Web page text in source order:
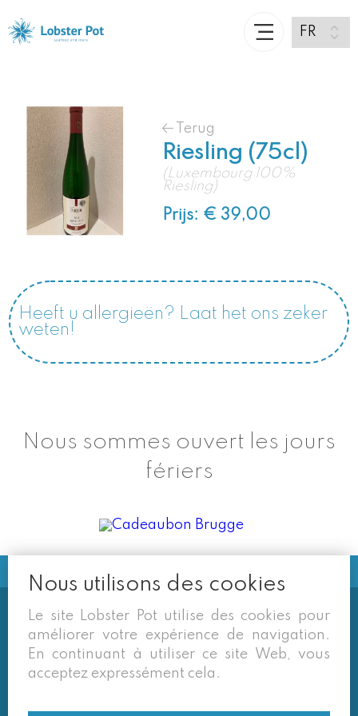
Terug
Riesling (75cl)
(Luxembourg 100%
Riesling)
Prijs: € 39,00
Heeft u allergieën? Laat het ons zeker
weten!
Nous sommes ouvert les jours
fériers
Soms vermelden derden sites
(google/overzichtssites) een tarief dat niet meer
van toepassing is. Enkel de prijzen op onze eigen
recht voor om ook van daar geafficheerde prijzen
Nous utilisons des cookies
Le site Lobster Pot utilise des cookies pour
améliorer votre expérience de navigation.
En continuant à utiliser ce site Web, vous
acceptez expressément cela.